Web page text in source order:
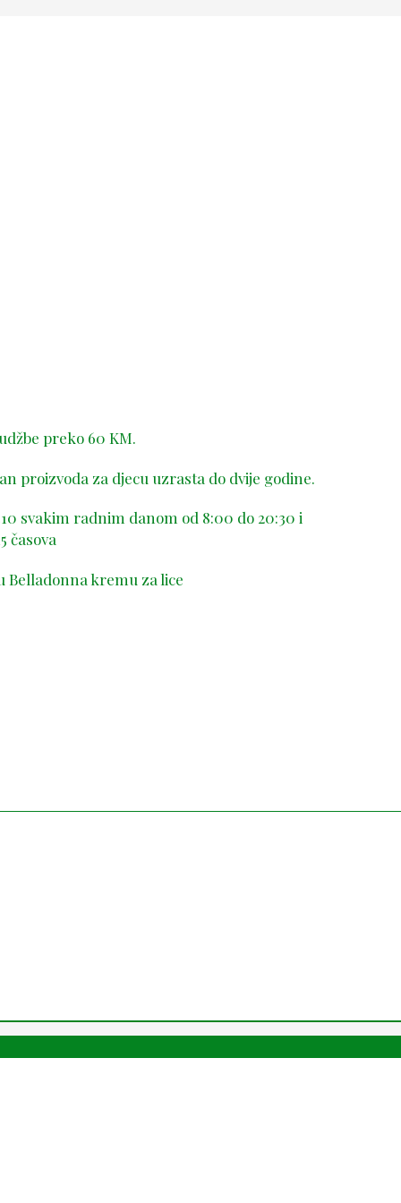
preko 60 KM.
proizvoda za djecu uzrasta do dvije godine.
svakim radnim danom od 8:00 do 20:30 i
časova
Belladonna kremu za lice